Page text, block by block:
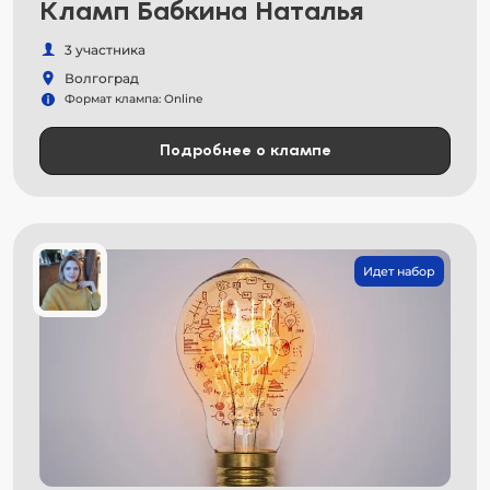
Кламп Бабкина Наталья
3 участника
Волгоград
Формат клампа: Online
Подробнее о клампе
Идет набор